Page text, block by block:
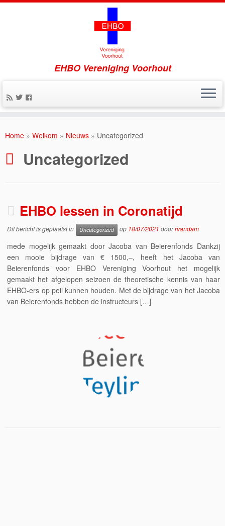
EHBO Vereniging Voorhout
Home » Welkom » Nieuws » Uncategorized
Uncategorized
EHBO lessen in Coronatijd
Dit bericht is geplaatst in Uncategorized op 18/07/2021 doorrvandam
mede mogelijk gemaakt door Jacoba van Beierenfonds Dankzij
een mooie bijdrage van € 1500,–, heeft het Jacoba van
Beierenfonds voor EHBO Vereniging Voorhout het mogelijk
gemaakt het afgelopen seizoen de theoretische kennis van haar
EHBO-ers op peil kunnen houden. Met de bijdrage van het Jacoba
van Beierenfonds hebben de instructeurs […]